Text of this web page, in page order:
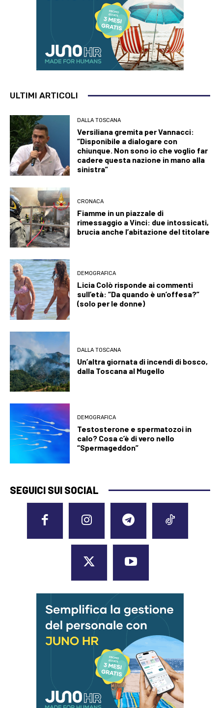
ULTIMI ARTICOLI
DALLA TOSCANA
Versiliana gremita per Vannacci:
“Disponibile a dialogare con
chiunque. Non sono io che voglio far
cadere questa nazione in mano alla
sinistra”
CRONACA
Fiamme in un piazzale di
rimessaggio a Vinci: due intossicati,
brucia anche l’abitazione del titolare
DEMOGRAFICA
Licia Colò risponde ai commenti
sull’età: “Da quando è un’offesa?”
(solo per le donne)
DALLA TOSCANA
Un’altra giornata di incendi di bosco,
dalla Toscana al Mugello
DEMOGRAFICA
Testosterone e spermatozoi in
calo? Cosa c’è di vero nello
“Spermageddon”
SEGUICI SUI SOCIAL